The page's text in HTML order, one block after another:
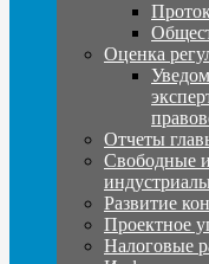
Оценка
Отчеты
Свободные
Развитие
Проектное
Налоговые